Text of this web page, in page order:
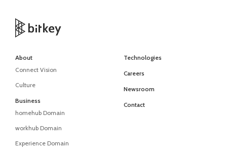
About
Connect Vision
Culture
Business
homehub Domain
workhub Domain
Experience Domain
Technologies
Careers
Newsroom
Contact